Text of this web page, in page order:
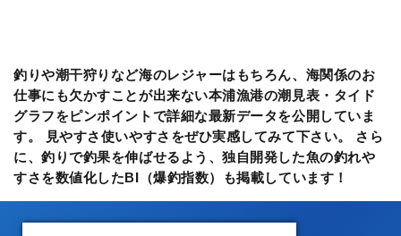
釣りや潮干狩りなど海のレジャーはもちろん、海関係のお
仕事にも欠かすことが出来ない本浦漁港の潮見表・タイド
グラフをピンポイントで詳細な最新データを公開していま
す。 見やすさ使いやすさをぜひ実感してみて下さい。 さら
に、釣りで釣果を伸ばせるよう、独自開発した魚の釣れや
すさを数値化したBI（爆釣指数）も掲載しています！